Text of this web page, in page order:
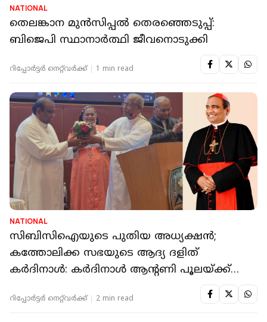
NATIONAL
തെലങ്കാന മുൻസിപ്പൽ തെരഞ്ഞെടുപ്പ്:
ബിജെപി സ്ഥാനാർത്ഥി ജീവനൊടുക്കി
റിപ്പോർട്ടർ നെറ്റ്‌വര്‍ക്ക്‌ 1 min read
NATIONAL
സിബിസിഐയുടെ പുതിയ അധ്യക്ഷൻ;
കത്തോലിക്ക സഭയുടെ ആദ്യ ദളിത്
കര്‍ദിനാൾ: കർദിനാൾ ആൻ്റണി പൂലയ്ക്ക്
റിപ്പോർട്ടർ നെറ്റ്‌വര്‍ക്ക്‌ 2 min read